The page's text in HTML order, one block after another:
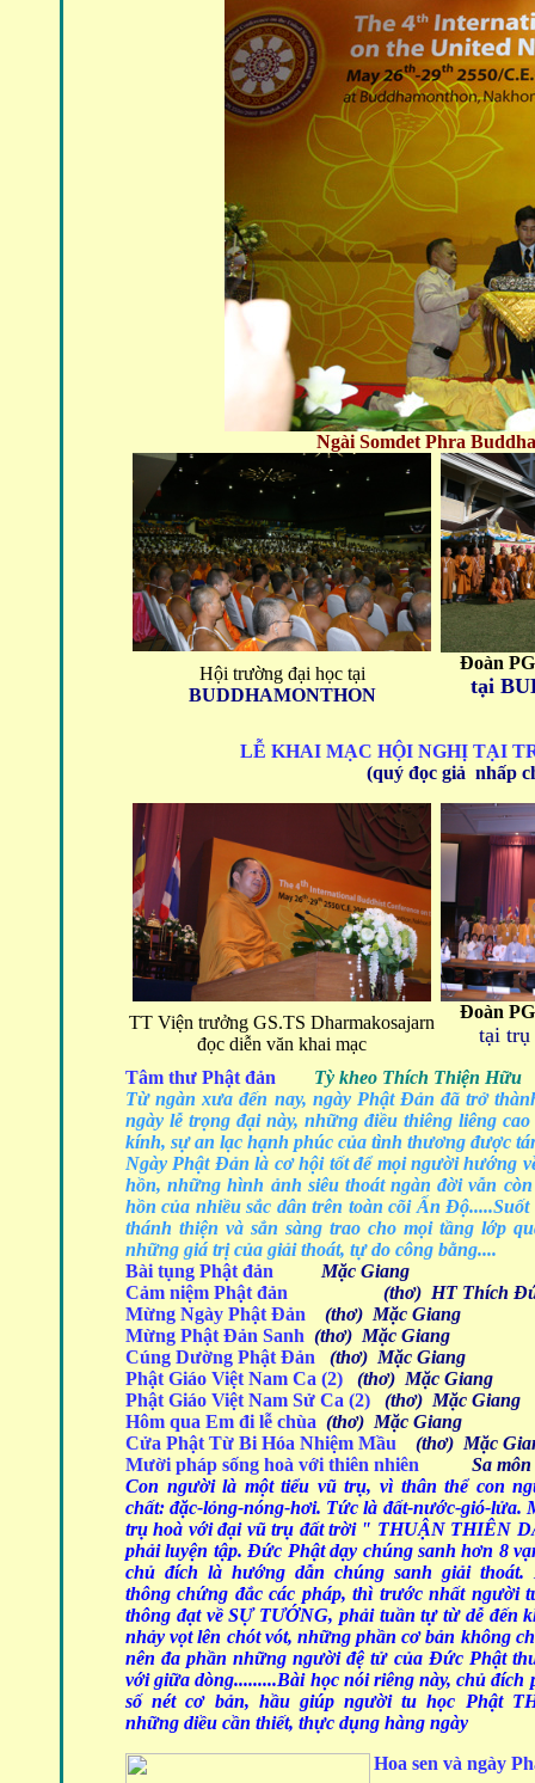
Ngài Somdet Phra
Hội trường đại học tại
BUDDHAMONTHON
Đoàn
tại
LỄ KHAI MẠC HỘI NGHỊ TẠI
(quý đọc giả nhấp
TT Viện trưởng GS.TS Dharmakosajarn
đọc diễn văn khai mạc
Đoàn
tại trụ
Tâm thư Phật đản
Tỳ kheo Thích Thiện Hữu
Từ ngàn xưa đến nay, ngày Phật Đản đã trở
ngày lễ trọng đại này, những điều thiêng liêng
kính, sự an lạc hạnh phúc của tình thương được
Ngày Phật Đản là cơ hội tốt để mọi người hướng
hồn, những hình ảnh siêu thoát ngàn đời vẫn
hồn của nhiều sắc dân trên toàn cõi Ấn
thánh thiện và sẳn sàng trao cho mọi tầng lớp
những giá trị của giải thoát, tự do công bằng....
Bài tụng Phật đản
Mặc Giang
Cảm niệm Phật đản
(thơ) HT Thích
Mừng Ngày Phật Đản
(thơ) Mặc Giang
Mừng Phật Đản Sanh (thơ) Mặc Giang
Cúng Dường Phật Đản
(thơ) Mặc Giang
Phật Giáo Việt Nam Ca (2)
(thơ) Mặc Giang
Phật Giáo Việt Nam Sử Ca (2)
(thơ) Mặc Giang
Hôm qua Em đi lễ chùa (thơ) Mặc Giang
Cửa Phật Từ Bi Hóa Nhiệm Mầu
(thơ) Mặc
Mười pháp sống hoà với thiên nhiên Sa môn
Con người là một tiểu vũ trụ, vì thân thể con
chất: đặc-lỏng-nóng-hơi. Tức là đất-nước-gió-lửa.
trụ hoà với đại vũ trụ đất trời " THUẬN THIÊN
phải luyện tập. Đức Phật dạy chúng sanh hơn 8
chủ đích là hướng dẫn chúng sanh giải thoát.
thông chứng đắc các pháp, thì trước nhất người
thông đạt về SỰ TƯỚNG, phải tuần tự từ dễ đến
nhảy vọt lên chót vót, những phần cơ bản không
nên đa phần những người đệ tử của Đức Phật
với giữa dòng.........Bài học nói riêng này, chủ đích
số nét cơ bản, hầu giúp người tu học Phật
những diều cần thiết, thực dụng hàng ngày
Hoa sen và